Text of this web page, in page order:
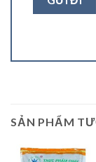
SẢN PHẨM